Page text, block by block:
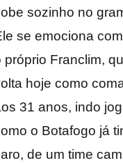
sozinho no
se emociona
próprio Franclim,
hoje como
31 anos, indo
o Botafogo já
de um time